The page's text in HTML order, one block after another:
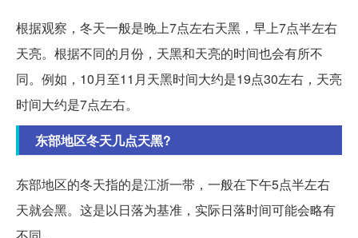
根据观察，冬天一般是晚上7点左右天黑，早上7点半左右
天亮。根据不同的月份，天黑和天亮的时间也会有所不
同。例如，10月至11月天黑时间大约是19点30左右，天亮
时间大约是7点左右。
东部地区冬天几点天黑?
东部地区的冬天指的是江浙一带，一般在下午5点半左右
天就会黑。这是以日落为基准，实际日落时间可能会略有